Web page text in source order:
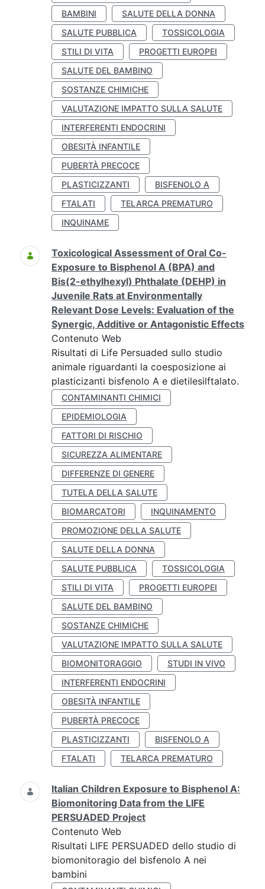
BAMBINI
SALUTE DELLA DONNA
SALUTE PUBBLICA
TOSSICOLOGIA
STILI DI VITA
PROGETTI EUROPEI
SALUTE DEL BAMBINO
SOSTANZE CHIMICHE
VALUTAZIONE IMPATTO SULLA SALUTE
INTERFERENTI ENDOCRINI
OBESITÀ INFANTILE
PUBERTÀ PRECOCE
PLASTICIZZANTI
BISFENOLO A
FTALATI
TELARCA PREMATURO
INQUINAME
Toxicological Assessment of Oral Co-
Exposure to Bisphenol A (BPA) and
Bis(2-ethylhexyl) Phthalate (DEHP) in
Juvenile Rats at Environmentally
Relevant Dose Levels: Evaluation of the
Synergic, Additive or Antagonistic Effects
Contenuto Web
Risultati di Life Persuaded sullo studio
animale riguardanti la coesposizione ai
plasticizanti bisfenolo A e dietilesilftalato.
CONTAMINANTI CHIMICI
EPIDEMIOLOGIA
FATTORI DI RISCHIO
SICUREZZA ALIMENTARE
DIFFERENZE DI GENERE
TUTELA DELLA SALUTE
BIOMARCATORI
INQUINAMENTO
PROMOZIONE DELLA SALUTE
SALUTE DELLA DONNA
SALUTE PUBBLICA
TOSSICOLOGIA
STILI DI VITA
PROGETTI EUROPEI
SALUTE DEL BAMBINO
SOSTANZE CHIMICHE
VALUTAZIONE IMPATTO SULLA SALUTE
BIOMONITORAGGIO
STUDI IN VIVO
INTERFERENTI ENDOCRINI
OBESITÀ INFANTILE
PUBERTÀ PRECOCE
PLASTICIZZANTI
BISFENOLO A
FTALATI
TELARCA PREMATURO
Italian Children Exposure to Bisphenol A:
Biomonitoring Data from the LIFE
PERSUADED Project
Contenuto Web
Risultati LIFE PERSUADED dello studio di
biomonitoragio del bisfenolo A nei
bambini